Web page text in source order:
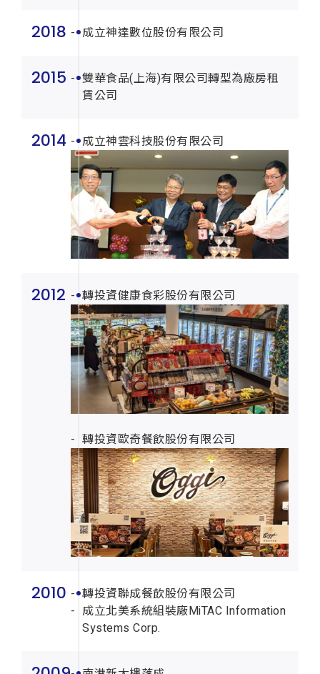
2018 成立神達數位股份有限公司
2015
雙華食品(上海)有限公司轉型為廠房租
賃公司
2014 成立神雲科技股份有限公司
2012 轉投資健康食彩股份有限公司
轉投資歐奇餐飲股份有限公司
2010
轉投資聯成餐飲股份有限公司
成立北美系統組裝廠MiTAC Information
Systems Corp.